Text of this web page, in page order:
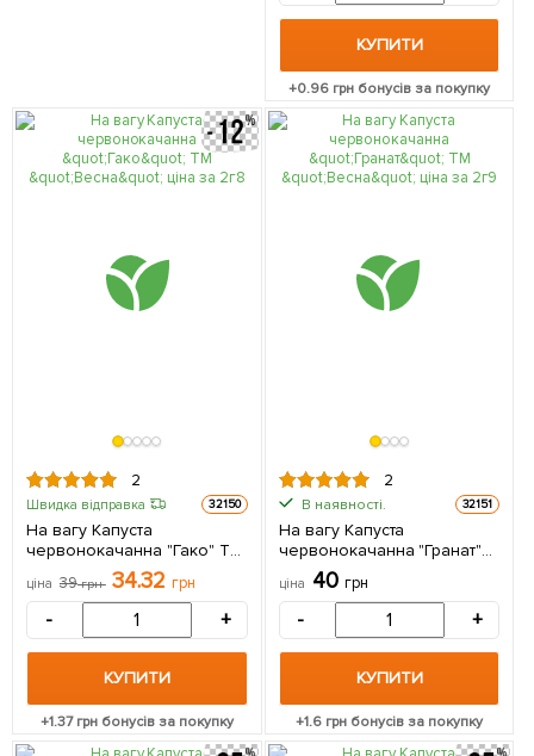
КУПИТИ
+0.96 грн бонусів за покупку
2
Швидка відправка 32150
На вагу Капуста
червонокачанна "Гако" ТМ
"Весна" ціна за 2г
ціна 39грн 34.32 грн
- +
КУПИТИ
+1.37грн бонусів за покупку
2
В наявності. 32151
На вагу Капуста
червонокачанна "Гранат"
ТМ "Весна" ціна за 2г
ціна 40 грн
- +
КУПИТИ
+1.6 грн бонусів за покупку